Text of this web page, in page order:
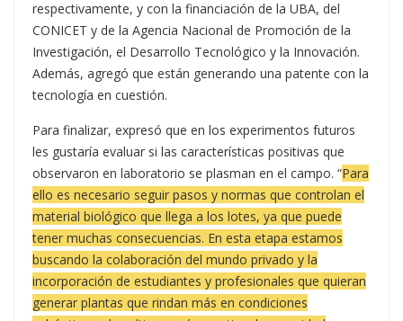
respectivamente, y con la financiación de la UBA, del
CONICET y de la Agencia Nacional de Promoción de la
Investigación, el Desarrollo Tecnológico y la Innovación.
Además, agregó que están generando una patente con la
tecnología en cuestión.
Para finalizar, expresó que en los experimentos futuros
les gustaría evaluar si las características positivas que
observaron en laboratorio se plasman en el campo. “Para
ello es necesario seguir pasos y normas que controlan el
material biológico que llega a los lotes, ya que puede
tener muchas consecuencias. En esta etapa estamos
buscando la colaboración del mundo privado y la
incorporación de estudiantes y profesionales que quieran
generar plantas que rindan más en condiciones